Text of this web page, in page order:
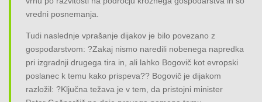
vredni posnemanja.
Tudi naslednje vprašanje dijakov je bilo povezano z
gospodarstvom: ?Zakaj nismo naredili nobenega napredka
pri izgradnji drugega tira in, ali lahko Bogovič kot evropski
poslanec k temu kako prispeva?? Bogovič je dijakom
razložil: ?Ključna težava je v tem, da pristojni minister